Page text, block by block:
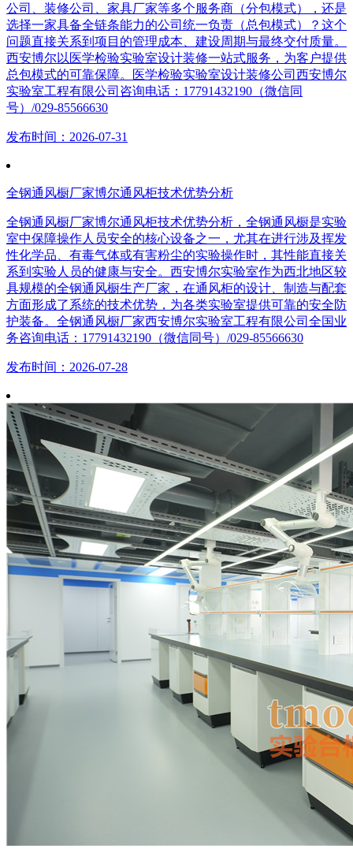
公司、装修公司、家具厂家等多个服务商（分包模式），还是
选择一家具备全链条能力的公司统一负责（总包模式）？这个
问题直接关系到项目的管理成本、建设周期与最终交付质量。
西安博尔以医学检验实验室设计装修一站式服务，为客户提供
总包模式的可靠保障。医学检验实验室设计装修公司西安博尔
实验室工程有限公司咨询电话：17791432190（微信同
号）/029-85566630
发布时间：2026-07-31
全钢通风橱厂家博尔通风柜技术优势分析
全钢通风橱厂家博尔通风柜技术优势分析，全钢通风橱是实验
室中保障操作人员安全的核心设备之一，尤其在进行涉及挥发
性化学品、有毒气体或有害粉尘的实验操作时，其性能直接关
系到实验人员的健康与安全。西安博尔实验室作为西北地区较
具规模的全钢通风橱生产厂家，在通风柜的设计、制造与配套
方面形成了系统的技术优势，为各类实验室提供可靠的安全防
护装备。全钢通风橱厂家西安博尔实验室工程有限公司全国业
务咨询电话：17791432190（微信同号）/029-85566630
发布时间：2026-07-28